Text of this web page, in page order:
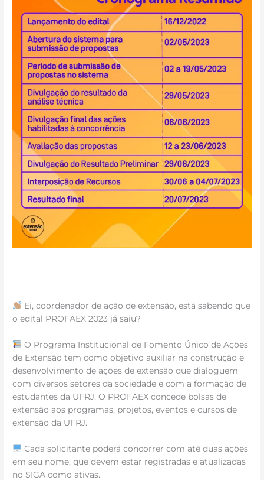
Ei, coordenador de ação de extensão, está sabendo que
o edital PROFAEX 2023 já saiu?
O Programa Institucional de Fomento Único de Ações
de Extensão tem como objetivo auxiliar na construção e
desenvolvimento de ações de extensão que dialoguem
com diversos setores da sociedade e com a formação de
estudantes da UFRJ. O PROFAEX concede bolsas de
extensão aos programas, projetos, eventos e cursos de
extensão da UFRJ.
Cada solicitante poderá concorrer com até duas ações
em seu nome, que devem estar registradas e atualizadas
no SIGA como ativas.